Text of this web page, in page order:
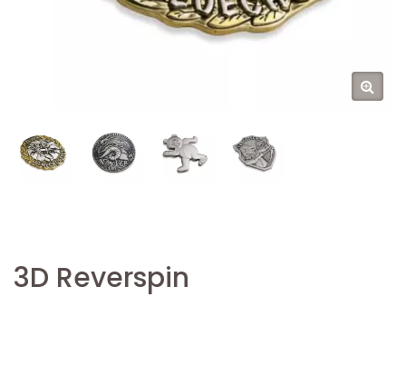
3D Reverspin